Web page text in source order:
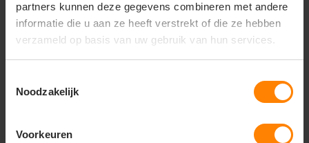
partners kunnen deze gegevens combineren met andere
informatie die u aan ze heeft verstrekt of die ze hebben
verzameld op basis van uw gebruik van hun services.
Noodzakelijk
Voorkeuren
Rugzak of rugtas bedrukken
laten bedrukken met je eigen logo of ontwerp. Of je nu op
zoek bent naar een praktische tas voor dagelijks gebruik of
een specifieke variant voor op reis, hieronder vind je alle
mogelijkheden om een rugzak te personaliseren die precies